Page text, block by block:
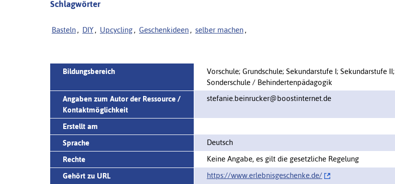
Schlagwörter
Basteln , DIY , Upcycling , Geschenkideen , selber machen ,
Bildungsbereich
Vorschule; Grundschule; Sekundarstufe I; Sekundarstufe II;
Sonderschule / Behindertenpädagogik
Angaben zum Autor der Ressource /
Kontaktmöglichkeit
stefanie.beinrucker@boostinternet.de
Erstellt am
Sprache
Deutsch
Rechte
Keine Angabe, es gilt die gesetzliche Regelung
Gehört zu URL
https://www.erlebnisgeschenke.de/‌